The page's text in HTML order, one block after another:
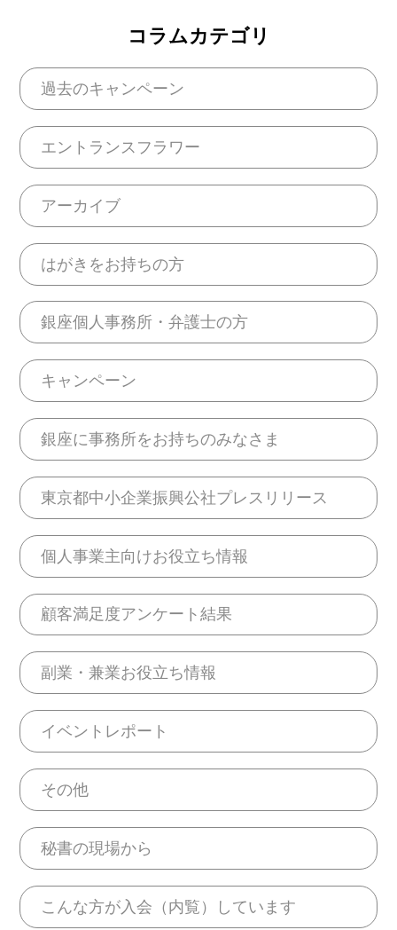
コラムカテゴリ
過去のキャンペーン
エントランスフラワー
アーカイブ
はがきをお持ちの方
銀座個人事務所・弁護士の方
キャンペーン
銀座に事務所をお持ちのみなさま
東京都中小企業振興公社プレスリリース
個人事業主向けお役立ち情報
顧客満足度アンケート結果
副業・兼業お役立ち情報
イベントレポート
その他
秘書の現場から
こんな方が入会（内覧）しています